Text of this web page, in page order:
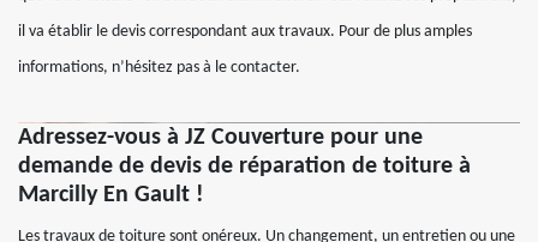
il va établir le devis correspondant aux travaux. Pour de plus amples
informations, n’hésitez pas à le contacter.
Adressez-vous à JZ Couverture pour une
demande de devis de réparation de toiture à
Marcilly En Gault !
Les travaux de toiture sont onéreux. Un changement, un entretien ou une